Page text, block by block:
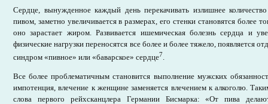
Сердце, вынужденное каждый день перекачивать излишнее
пивом, заметно увеличивается в размерах, его стенки становятся более
оно зарастает жиром. Развивается ишемическая болезнь сердца и
физические нагрузки переносятся все более и более тяжело, появляется
синдром «пивное» или «баварское» сердце7.
Все более проблематичным становится выполнение мужских
импотенция, влечение к женщине заменяется влечением к алкоголю.
слова первого рейхсканцлера Германии Бисмарка: «От пива